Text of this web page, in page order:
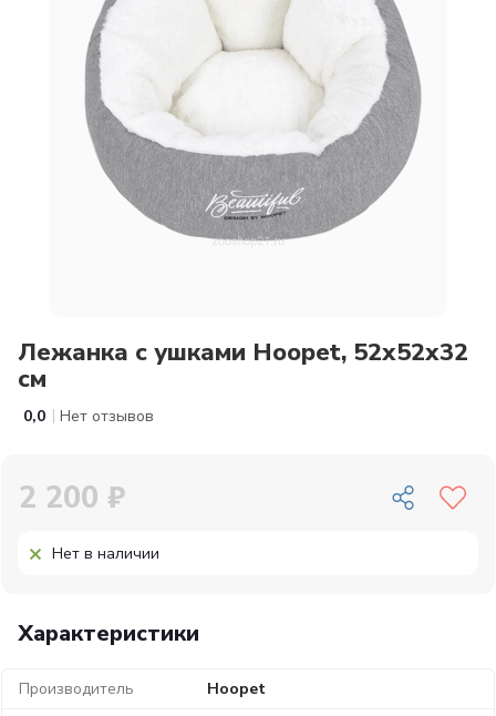
Лежанка с ушками Hoopet, 52х52х32
см
0,0 | Нет отзывов
Характеристики
Производитель
Hoopet
2 200 ₽
Нет в наличии